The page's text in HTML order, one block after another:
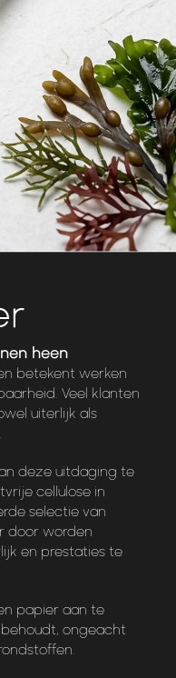
heen
betekent werken
Veel klanten
uiterlijk als
deze uitdaging te
cellulose in
selectie van
door worden
en prestaties te
papier aan te
ongeacht